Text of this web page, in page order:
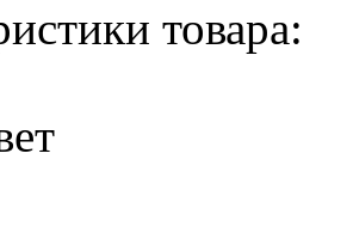
товара: